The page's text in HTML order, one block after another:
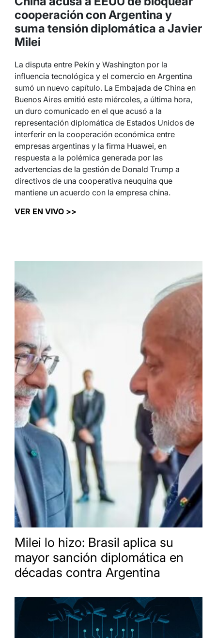
cooperación con Argentina y
suma tensión diplomática a Javier
Milei
La disputa entre Pekín y Washington por la
influencia tecnológica y el comercio en Argentina
sumó un nuevo capítulo. La Embajada de China en
Buenos Aires emitió este miércoles, a última hora,
un duro comunicado en el que acusó a la
representación diplomática de Estados Unidos de
interferir en la cooperación económica entre
empresas argentinas y la firma Huawei, en
respuesta a la polémica generada por las
advertencias de la gestión de Donald Trump a
directivos de una cooperativa neuquina que
mantiene un acuerdo con la empresa china.
VER EN VIVO >>
Milei lo hizo: Brasil aplica su
mayor sanción diplomática en
décadas contra Argentina